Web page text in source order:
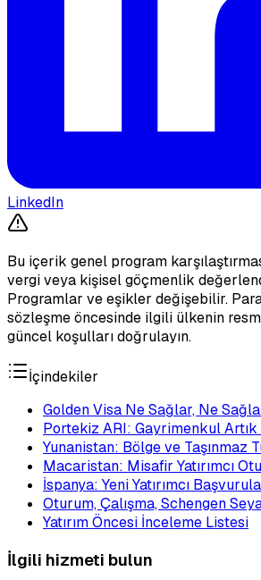
LinkedIn
Bu içerik genel program
vergi veya kişisel göçmenlik
Programlar ve eşikler değişebilir.
sözleşme öncesinde ilgili ülkenin
güncel koşulları doğrulayın.
İçindekiler
Golden Visa Ne Sağlar, Ne
Portekiz ARI: Gayrimenkul Artık
Yunanistan: Bölge ve Taşınmaz
Macaristan: Misafir Yatırımcı
İspanya: Yeni Yatırımcı
Oturum, Çalışma, Schengen
Yatırım Öncesi İnceleme Listesi
İlgili hizmeti bulun